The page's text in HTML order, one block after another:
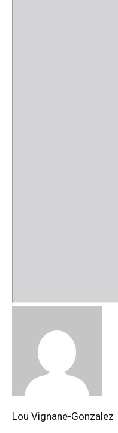
Lou Vignane-Gonzalez